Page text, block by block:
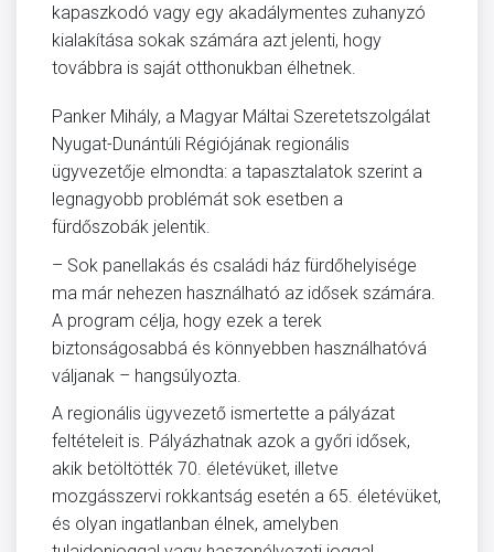
kapaszkodó vagy egy akadálymentes zuhanyzó
kialakítása sokak számára azt jelenti, hogy
továbbra is saját otthonukban élhetnek.
Panker Mihály, a Magyar Máltai Szeretetszolgálat
Nyugat-Dunántúli Régiójának regionális
ügyvezetője elmondta: a tapasztalatok szerint a
legnagyobb problémát sok esetben a
fürdőszobák jelentik.
– Sok panellakás és családi ház fürdőhelyisége
ma már nehezen használható az idősek számára.
A program célja, hogy ezek a terek
biztonságosabbá és könnyebben használhatóvá
váljanak – hangsúlyozta.
A regionális ügyvezető ismertette a pályázat
feltételeit is. Pályázhatnak azok a győri idősek,
akik betöltötték 70. életévüket, illetve
mozgásszervi rokkantság esetén a 65. életévüket,
és olyan ingatlanban élnek, amelyben